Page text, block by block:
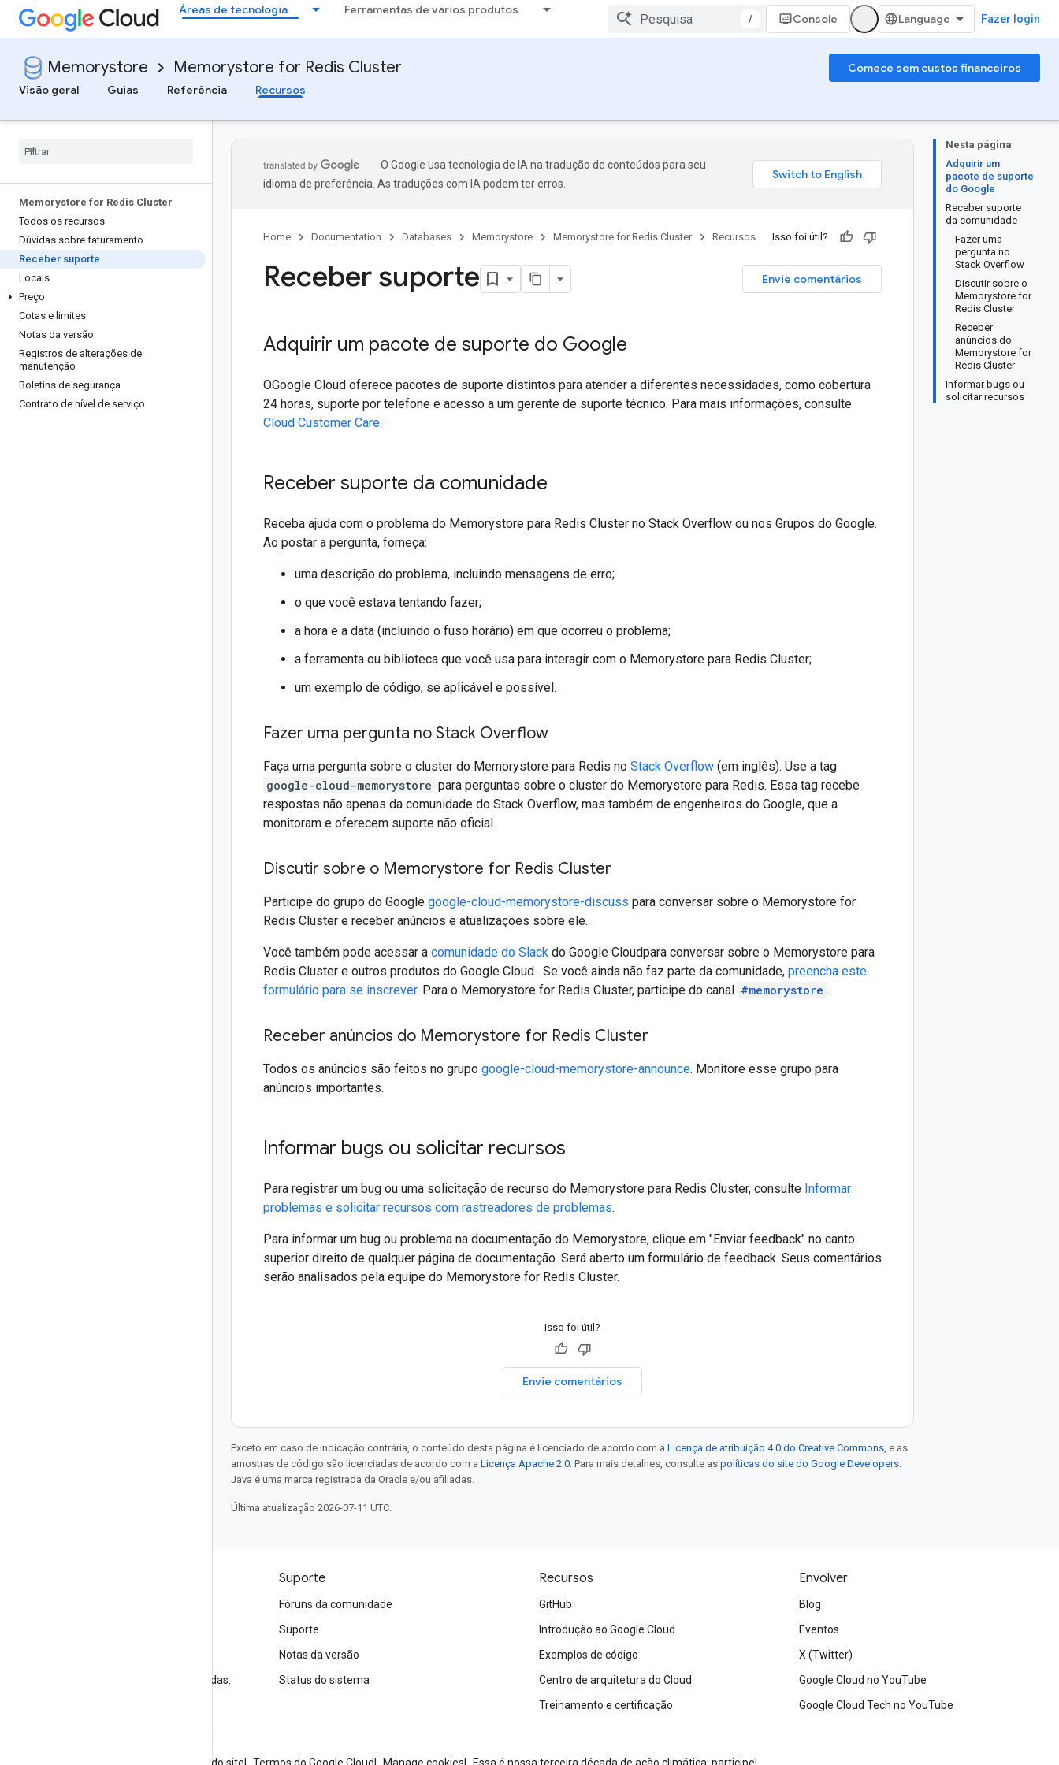
Áreas de tecnologia Ferramentas de vários produtos
/ Console Fazer login
Memorystore Memorystore for Redis Cluster
Comece sem custos financeiros
Visão geral
Guias Referência Recursos
Memorystore for Redis Cluster
Todos os recursos
Dúvidas sobre faturamento
Receber suporte
Locais
Preço
Cotas e limites
Notas da versão
Registros de alterações de
manutenção
Boletins de segurança
Contrato de nível de serviço
Nesta página
Adquirir um
pacote de suporte
do Google
Receber suporte
da comunidade
Fazer uma
pergunta no
Stack Overflow
Discutir sobre o
Memorystore for
Redis Cluster
Receber
anúncios do
Memorystore for
Redis Cluster
Informar bugs ou
solicitar recursos
O Google usa tecnologia de IA na tradução de conteúdos para seu
idioma de preferência. As traduções com IA podem ter erros.
Home Documentation Databases Memorystore Memorystore for Redis Cluster Recursos Isso foi útil?
Envie comentários
Receber suporte
Adquirir um pacote de suporte do Google
OGoogle Cloud oferece pacotes de suporte distintos para atender a diferentes necessidades, como cobertura
24 horas, suporte por telefone e acesso a um gerente de suporte técnico. Para mais informações, consulte
Cloud Customer Care.
Receber suporte da comunidade
Receba ajuda com o problema do Memorystore para Redis Cluster no Stack Overflow ou nos Grupos do Google.
Ao postar a pergunta, forneça:
uma descrição do problema, incluindo mensagens de erro;
o que você estava tentando fazer;
a hora e a data (incluindo o fuso horário) em que ocorreu o problema;
a ferramenta ou biblioteca que você usa para interagir com o Memorystore para Redis Cluster;
um exemplo de código, se aplicável e possível.
Fazer uma pergunta no Stack Overflow
Faça uma pergunta sobre o cluster do Memorystore para Redis no Stack Overflow (em inglês). Use a tag
google-cloud-memorystore para perguntas sobre o cluster do Memorystore para Redis. Essa tag recebe
respostas não apenas da comunidade do Stack Overflow, mas também de engenheiros do Google, que a
monitoram e oferecem suporte não oficial.
Discutir sobre o Memorystore for Redis Cluster
Participe do grupo do Google google-cloud-memorystore-discuss para conversar sobre o Memorystore for
Redis Cluster e receber anúncios e atualizações sobre ele.
Você também pode acessar a comunidade do Slack do Google Cloudpara conversar sobre o Memorystore para
Redis Cluster e outros produtos do Google Cloud . Se você ainda não faz parte da comunidade, preencha este
formulário para se inscrever. Para o Memorystore for Redis Cluster, participe do canal #memorystore .
Receber anúncios do Memorystore for Redis Cluster
Todos os anúncios são feitos no grupo google-cloud-memorystore-announce. Monitore esse grupo para
anúncios importantes.
Informar bugs ou solicitar recursos
Para registrar um bug ou uma solicitação de recurso do Memorystore para Redis Cluster, consulte Informar
problemas e solicitar recursos com rastreadores de problemas.
Para informar um bug ou problema na documentação do Memorystore, clique em "Enviar feedback" no canto
superior direito de qualquer página de documentação. Será aberto um formulário de feedback. Seus comentários
serão analisados pela equipe do Memorystore for Redis Cluster.
Isso foi útil?
Envie comentários
Exceto em caso de indicação contrária, o conteúdo desta página é licenciado de acordo com a Licença de atribuição 4.0 do Creative Commons, e as
amostras de código são licenciadas de acordo com a Licença Apache 2.0. Para mais detalhes, consulte as políticas do site do Google Developers.
Java é uma marca registrada da Oracle e/ou afiliadas.
Última atualização 2026-07-11 UTC.
Entre em contato com a equipe de vendas.
Suporte
Fóruns da comunidade
Suporte
Notas da versão
Status do sistema
Recursos
GitHub
Introdução ao Google Cloud
Exemplos de código
Centro de arquitetura do Cloud
Treinamento e certificação
Envolver
Blog
Eventos
X (Twitter)
Google Cloud no YouTube
Google Cloud Tech no YouTube